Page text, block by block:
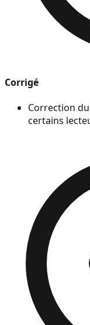
Corrigé
Correction
certains